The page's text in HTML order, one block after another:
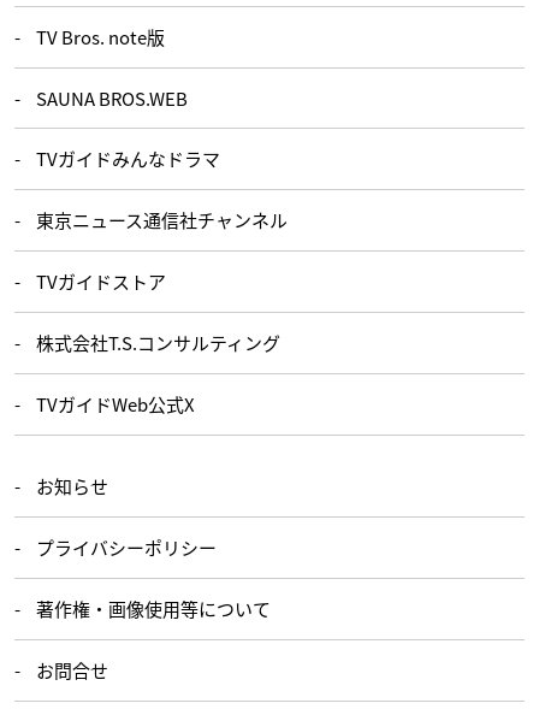
TV Bros. note版
SAUNA BROS.WEB
TVガイドみんなドラマ
東京ニュース通信社チャンネル
TVガイドストア
株式会社T.S.コンサルティング
TVガイドWeb公式X
お知らせ
プライバシーポリシー
著作権・画像使用等について
お問合せ